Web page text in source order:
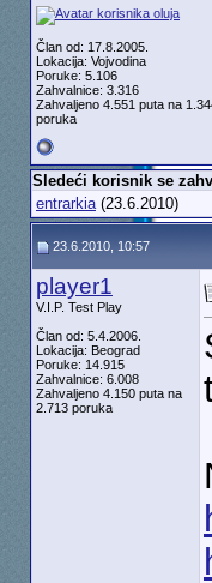
Član od: 17.8.2005.
Lokacija: Vojvodina
Poruke: 5.106
Zahvalnice: 3.316
Zahvaljeno 4.551 puta na
poruka
Sledeći korisnik se
entrarkia(23.6.2010)
23.6.2010, 10:57
player1
V.I.P. Test Play
Član od: 5.4.2006.
Lokacija: Beograd
Poruke: 14.915
Zahvalnice: 6.008
Zahvaljeno 4.150 puta na
2.713 poruka